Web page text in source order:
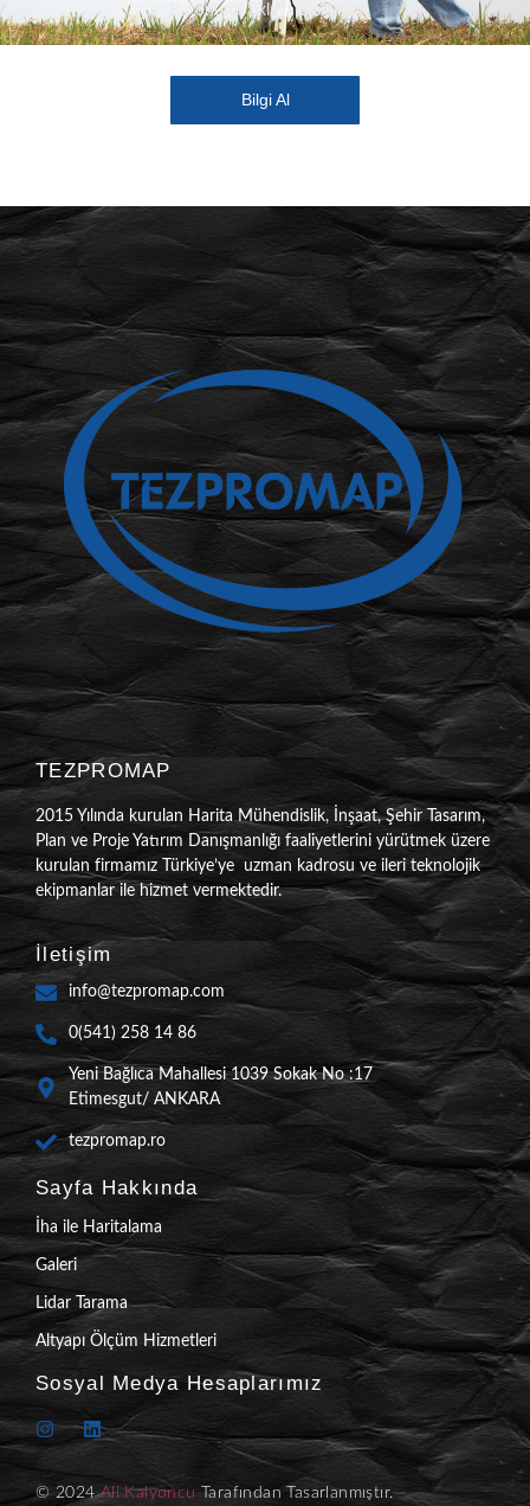
Butonuna Tıklaya Bilirsiniz.
Bilgi Al
TEZPROMAP
2015 Yılında kurulan Harita Mühendislik, İnşaat, Şehir Tasarım,
Plan ve Proje Yatırım Danışmanlığı faaliyetlerini yürütmek üzere
kurulan firmamız Türkiye’ye uzman kadrosu ve ileri teknolojik
ekipmanlar ile hizmet vermektedir.
İletişim
info@tezpromap.com
0(541) 258 14 86
Yeni Bağlıca Mahallesi 1039 Sokak No :17
Etimesgut/ ANKARA
tezpromap.ro
Sayfa Hakkında
İha ile Haritalama
Galeri
Lidar Tarama
Altyapı Ölçüm Hizmetleri
Sosyal Medya Hesaplarımız
© 2024Ali KalyoncuTarafından Tasarlanmıştır.